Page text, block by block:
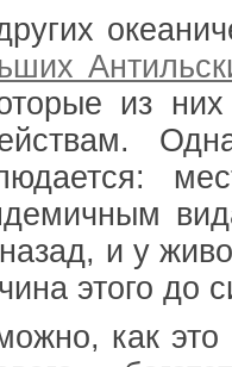
из
и у
этого до
как это